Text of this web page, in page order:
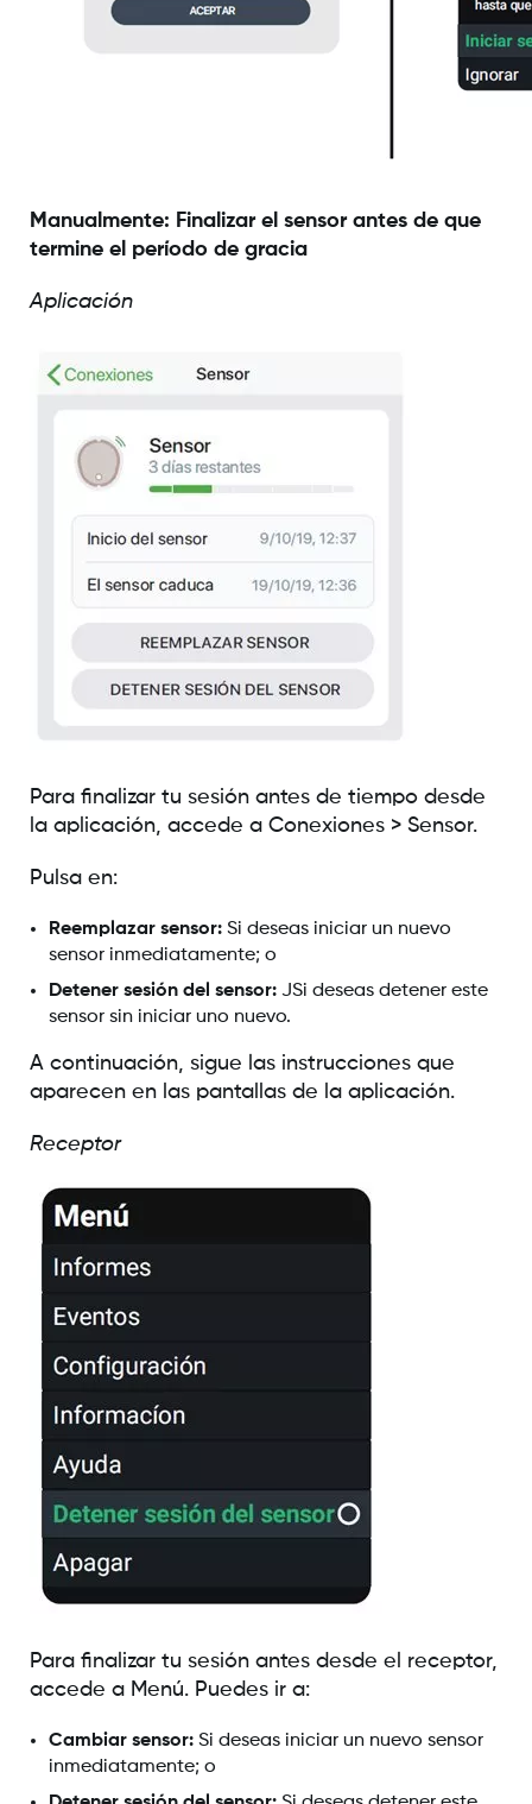
Manualmente: Finalizar el sensor antes de que
termine el período de gracia
Aplicación
Para finalizar tu sesión antes de tiempo desde
la aplicación, accede a Conexiones > Sensor.
Pulsa en:
Reemplazar sensor:Si deseas iniciar un nuevo
sensor inmediatamente; o
Detener sesión del sensor:JSi deseas detener este
sensor sin iniciar uno nuevo.
A continuación, sigue las instrucciones que
aparecen en las pantallas de la aplicación.
Receptor
Para finalizar tu sesión antes desde el receptor,
accede a Menú. Puedes ir a:
Cambiar sensor:Si deseas iniciar un nuevo sensor
inmediatamente; o